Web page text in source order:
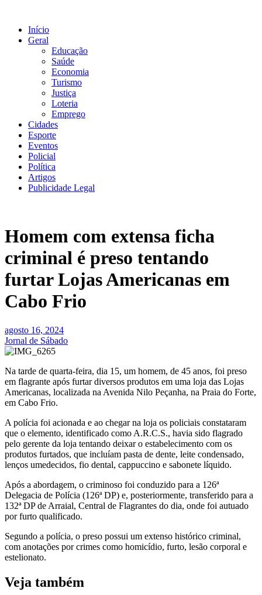
conteúdo
Início
Geral
Educação
Saúde
Economia
Turismo
Justiça
Loteria
Emprego
Cidades
Esporte
Eventos
Policial
Política
Artigos
Publicidade Legal
Homem com extensa ficha
criminal é preso tentando
furtar Lojas Americanas em
Cabo Frio
agosto 16, 2024
Jornal de Sábado
Na tarde de quarta-feira, dia 15, um homem, de 45 anos, foi preso
em flagrante após furtar diversos produtos em uma loja das Lojas
Americanas, localizada na Avenida Nilo Peçanha, na Praia do Forte,
em Cabo Frio.
A polícia foi acionada e ao chegar na loja os policiais constataram
que o elemento, identificado como A.R.C.S., havia sido flagrado
pelo gerente da loja tentando deixar o estabelecimento com os
produtos furtados, que incluíam pasta de dente, leite condensado,
lenços umedecidos, fio dental, cappuccino e sabonete líquido.
Após a abordagem, o criminoso foi conduzido para a 126ª
Delegacia de Polícia (126ª DP) e, posteriormente, transferido para a
132ª DP de Arraial, Central de Flagrantes do dia, onde foi autuado
por furto qualificado.
Segundo a polícia, o preso possui um extenso histórico criminal,
com anotações por crimes como homicídio, furto, lesão corporal e
estelionato.
Veja também